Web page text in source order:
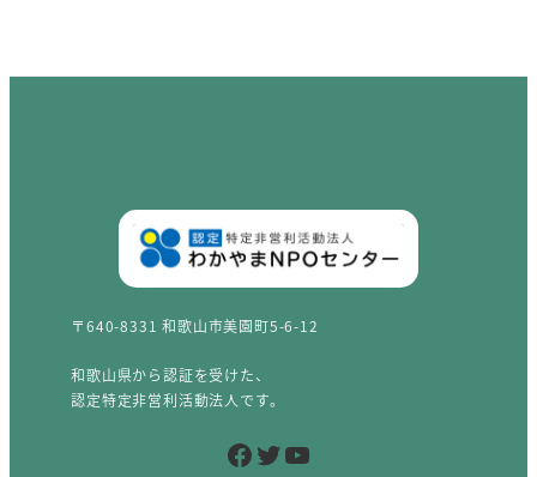
〒640-8331 和歌山市美園町5-6-12
和歌山県から認証を受けた、
認定特定非営利活動法人です。
Facebook Twitter YouTube